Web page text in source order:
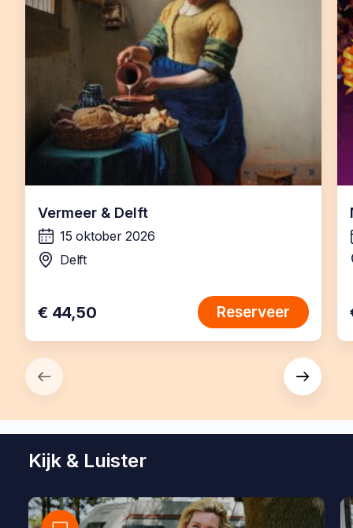
Vermeer & Delft
wanneer:
15 oktober 2026
locatie:
Delft
€ 44,50 Reserveer
Kijk & Luister